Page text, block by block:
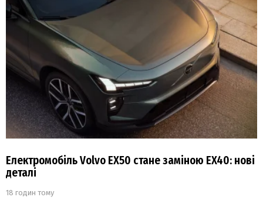
Електромобіль Volvo EX50 стане заміною EX40: нові
деталі
18 годин тому